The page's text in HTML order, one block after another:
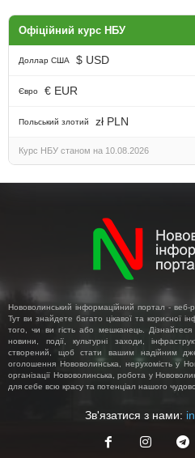
Офіційний курс НБУ
Доллар США $ USD
Євро € EUR
Польський злотий zł PLN
Курс НБУ станом на 10.08.2026
Нововолинський інформаційний портал - веб-
Тут ви знайдете багато цікавої та корисної
того, чи ви гість або мешканець. Дізнайтеся
новини, події, культурні заходи,
створений, щоб стати вашим надійним
оголошення Нововолинська, нерухомість у
організації Нововолинська, робота у
для себе всю красу та потенціал нашого
Зв'язатися з нами: